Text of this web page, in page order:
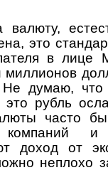
это
в лице
миллионов
думаю, что
рубль
часто
компаний
доход от
неплохо